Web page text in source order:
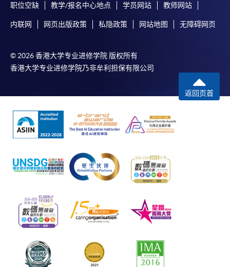
职位空缺 教学/报名中心地点 学员网站 教师网站
内联网 网页出版政策 私隐政策 网站地图 无障碍网页
© 2026 香港大学专业进修学院 版权所有
香港大学专业进修学院乃非牟利担保有限公司
返回页首